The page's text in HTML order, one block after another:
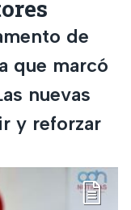
de
que marcó
nuevas
y reforzar